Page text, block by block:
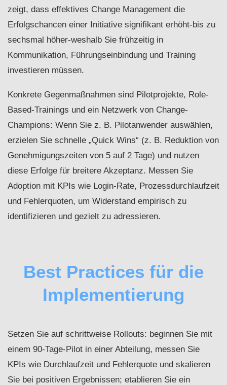
zeigt, dass effektives Change Management die
Erfolgschancen einer Initiative signifikant erhöht-bis zu
sechsmal höher-weshalb Sie frühzeitig in
Kommunikation, Führungseinbindung und Training
investieren müssen.
Konkrete Gegenmaßnahmen sind Pilotprojekte, Role-
Based-Trainings und ein Netzwerk von Change-
Champions: Wenn Sie z. B. Pilotanwender auswählen,
erzielen Sie schnelle „Quick Wins“ (z. B. Reduktion von
Genehmigungszeiten von 5 auf 2 Tage) und nutzen
diese Erfolge für breitere Akzeptanz. Messen Sie
Adoption mit KPIs wie Login-Rate, Prozessdurchlaufzeit
und Fehlerquoten, um Widerstand empirisch zu
identifizieren und gezielt zu adressieren.
Best Practices für die
Implementierung
Setzen Sie auf schrittweise Rollouts: beginnen Sie mit
einem 90-Tage-Pilot in einer Abteilung, messen Sie
KPIs wie Durchlaufzeit und Fehlerquote und skalieren
Sie bei positiven Ergebnissen; etablieren Sie ein